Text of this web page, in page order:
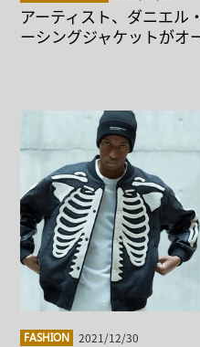
アーティスト、ダニエル
ーシングジャケットがオ
FASHION 2021/12/30